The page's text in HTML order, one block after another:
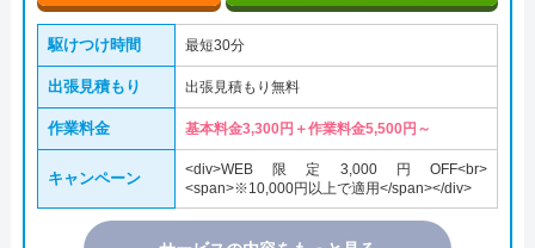
駆けつけ時間 最短30分
出張見積もり 出張見積もり無料
作業料金 基本料金3,300円＋作業料金5,500円～
キャンペーン
<div>WEB限定3,000円OFF<br>
<span>※10,000円以上で適用</span></div>